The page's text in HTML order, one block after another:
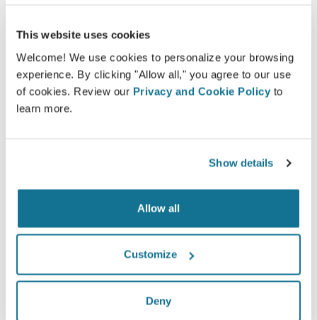
This website uses cookies
Welcome! We use cookies to personalize your browsing
experience. By clicking "Allow all," you agree to our use
of cookies. Review our Privacy and Cookie Policy to
learn more.
Show details
Allow all
Customize
Deny
account Crisalix. Questo ti permetterà di condividere le
tue simulazioni con la tua famiglia, amici o con
chiunque tu desideri.
Facile e sicuro
Crisalix si impegna a proteggere sempre la tua
le tue informazioni rese sicure e protette.